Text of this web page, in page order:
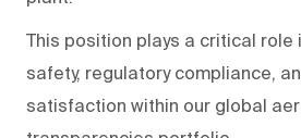
This position plays a critical role
safety, regulatory compliance,
satisfaction within our global